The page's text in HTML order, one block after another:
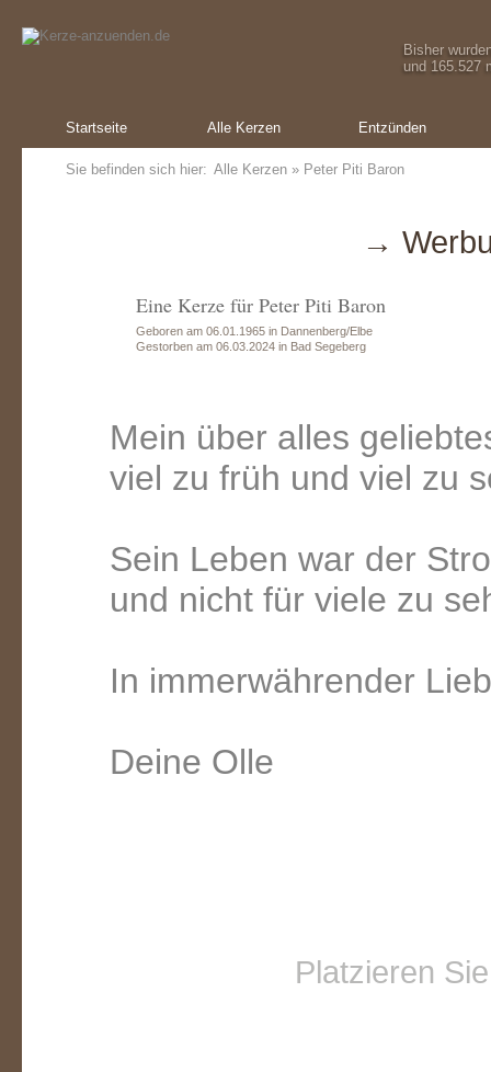
Bisher
und 165.527
Startseite Alle Kerzen Entzünden
Sie befinden sich hier: Alle Kerzen » Peter Piti Baron
→
Eine Kerze für Peter Piti Baron
Geboren am 06.01.1965 in Dannenberg/Elbe
Gestorben am 06.03.2024 in Bad Segeberg
Mein über alles
viel zu früh und viel zu
Sein Leben war der
und nicht für viele zu
In immerwährender
Deine Olle
Platzieren